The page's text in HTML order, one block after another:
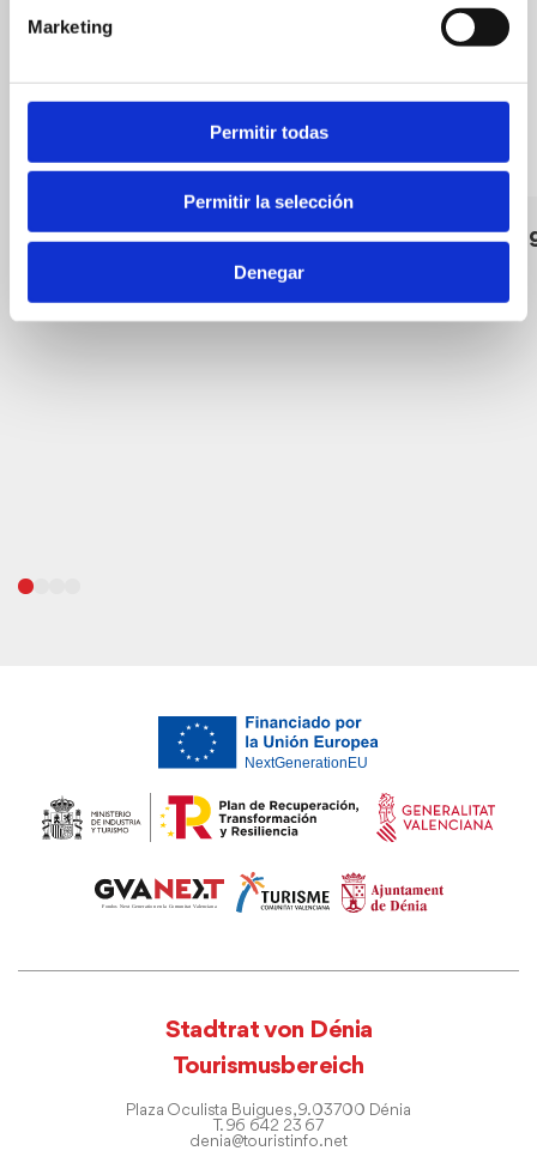
Marketing
Permitir todas
Permitir la selección
Denegar
Parking Centro Mar I Les
Stadtrat von Dénia
Tourismusbereich
Plaza Oculista Buigues, 9. 03700 Dénia
T. 96 642 23 67
denia@touristinfo.net